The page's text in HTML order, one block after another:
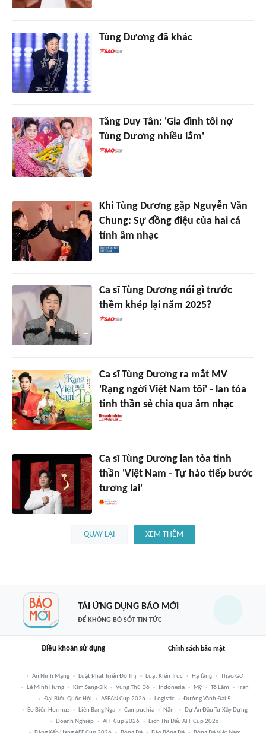
Tùng Dương đã khác
Tăng Duy Tân: 'Gia đình tôi nợ
Tùng Dương nhiều lắm'
Khi Tùng Dương gặp Nguyễn Văn
Chung: Sự đồng điệu của hai cá
tính âm nhạc
Ca sĩ Tùng Dương nói gì trước
thềm khép lại năm 2025?
Ca sĩ Tùng Dương ra mắt MV
'Rạng ngời Việt Nam tôi' - lan tỏa
tinh thần sẻ chia qua âm nhạc
Ca sĩ Tùng Dương lan tỏa tinh
thần 'Việt Nam - Tự hào tiếp bước
tương lai'
QUAY LẠI XEM THÊM
TẢI ỨNG DỤNG BÁO MỚI
ĐỂ KHÔNG BỎ SÓT TIN TỨC
Điều khoản sử dụng Chính sách bảo mật
An Ninh Mạng Luật Phát Triển Đô Thị Luật Kiến Trúc Hạ Tầng
Tháo Gỡ
Lê Minh Hưng
Kim Sang-Sik Vùng Thủ Đô Indonesia Mỹ Tô Lâm
Iran
Đại Biểu Quốc Hội
ASEAN Cup 2026 Logistic
Đường Vành Đai 5
Eo Biển Hormuz
Liên Bang Nga Campuchia Năm
Dự Án Đầu Tư Xây Dựng
Doanh Nghiệp
AFF Cup 2026
Lịch Thi Đấu AFF Cup 2026